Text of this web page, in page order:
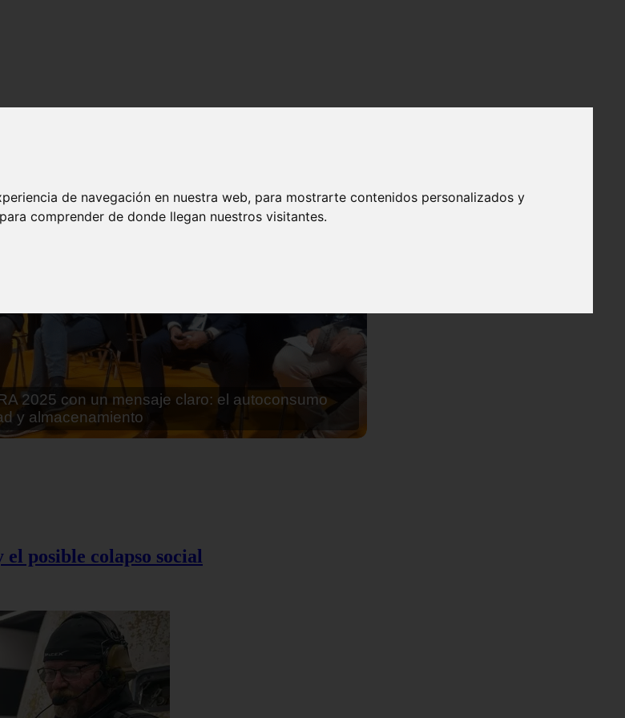
de navegación en nuestra web, para mostrarte contenidos personalizados y
comprender de donde llegan nuestros visitantes.
imposible: Utilizarán moléculas de agua para
posible colapso social